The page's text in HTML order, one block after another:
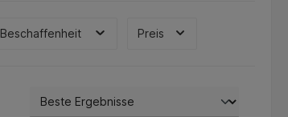
Beschaffenheit Preis